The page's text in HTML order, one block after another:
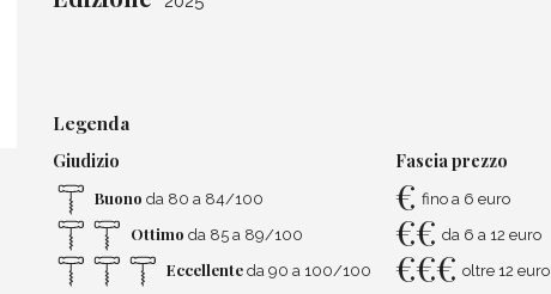
Legenda
Giudizio
Buono da 80 a 84/100
Ottimo da 85 a 89/100
Eccellente da 90 a 100/100
Fascia prezzo
€ fino a 6 euro
€€ da 6 a 12 euro
€€€ oltre 12 euro